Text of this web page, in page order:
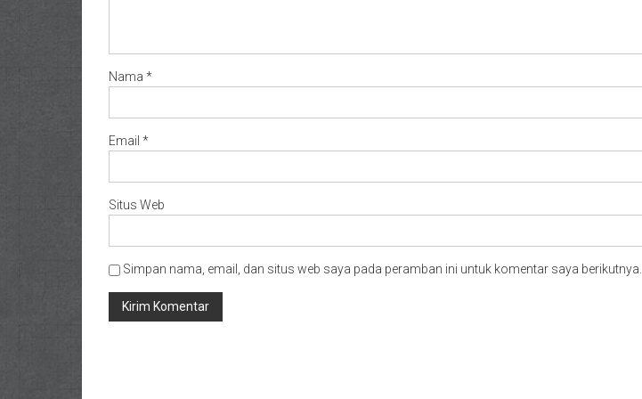
Nama *
Email *
Situs Web
Simpan nama, email, dan situs web saya pada peramban ini untuk komentar saya berikutnya.